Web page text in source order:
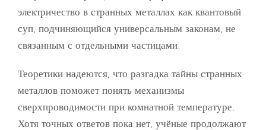
электричество в странных металлах как квантовый
суп, подчиняющийся универсальным законам, не
связанным с отдельными частицами.
Теоретики надеются, что разгадка тайны странных
металлов поможет понять механизмы
сверхпроводимости при комнатной температуре.
Хотя точных ответов пока нет, учёные продолжают